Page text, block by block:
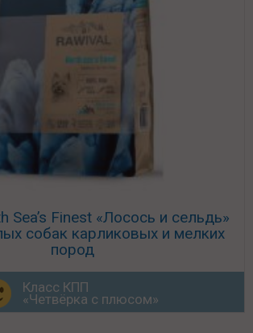
Sea’s Finest «Лосось и сельдь»
собак карликовых и мелких
пород
Класс КПП
«Четвёрка с плюсом»